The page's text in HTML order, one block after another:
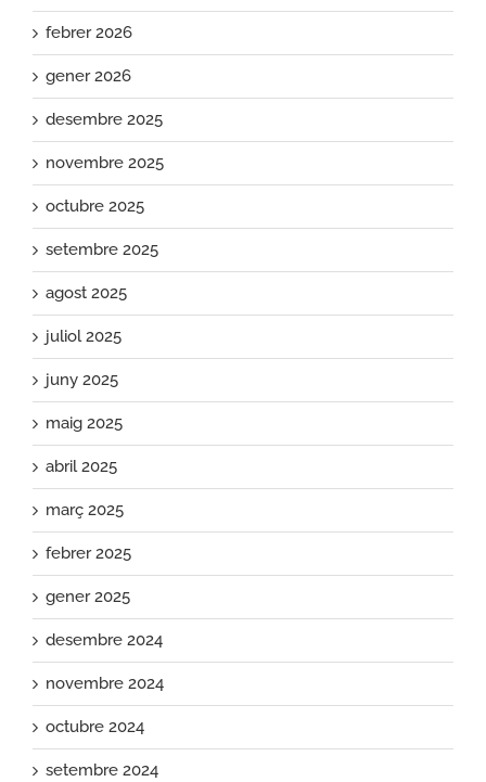
febrer 2026
gener 2026
desembre 2025
novembre 2025
octubre 2025
setembre 2025
agost 2025
juliol 2025
juny 2025
maig 2025
abril 2025
març 2025
febrer 2025
gener 2025
desembre 2024
novembre 2024
octubre 2024
setembre 2024